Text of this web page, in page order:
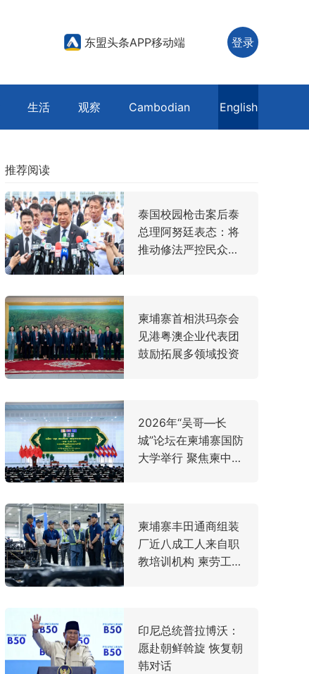
东盟头条APP移动端 登录
生活 观察 Cambodian English
推荐阅读
泰国校园枪击案后泰
总理阿努廷表态：将
推动修法严控民众携
柬埔寨首相洪玛奈会
见港粤澳企业代表团
鼓励拓展多领域投资
2026年“吴哥—长
城”论坛在柬埔寨国防
大学举行 聚焦柬中友
柬埔寨丰田通商组装
厂近八成工人来自职
教培训机构 柬劳工大
印尼总统普拉博沃：
愿赴朝鲜斡旋 恢复朝
韩对话